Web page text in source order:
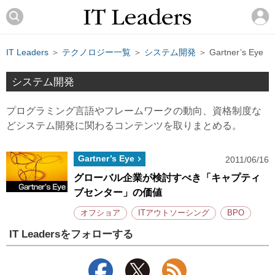
IT Leaders ＞ テクノロジー一覧 ＞ システム開発 ＞ Gartner’s Eye
システム開発
プログラミング言語やフレームワークの動向、資格制度な
どシステム開発に関わるコンテンツを取りまとめる。
Gartner’s Eye 2011/06/16
グローバル企業が検討すべき「キャプティ
ブセンター」の価値
オフショア ITアウトソーシング BPO
IT Leadersをフォローする